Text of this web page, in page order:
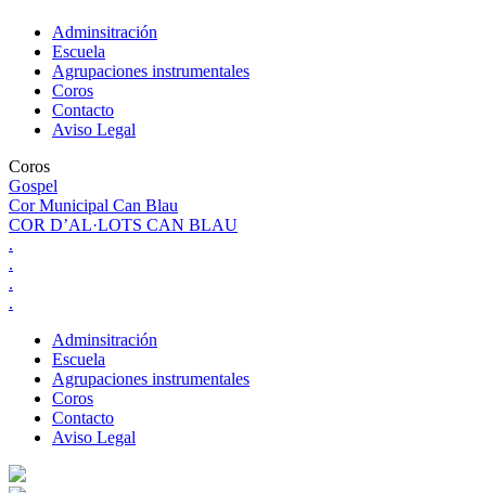
Adminsitración
Escuela
Agrupaciones instrumentales
Coros
Contacto
Aviso Legal
Coros
Gospel
Cor Municipal Can Blau
COR D’AL·LOTS CAN BLAU
.
.
.
.
Adminsitración
Escuela
Agrupaciones instrumentales
Coros
Contacto
Aviso Legal